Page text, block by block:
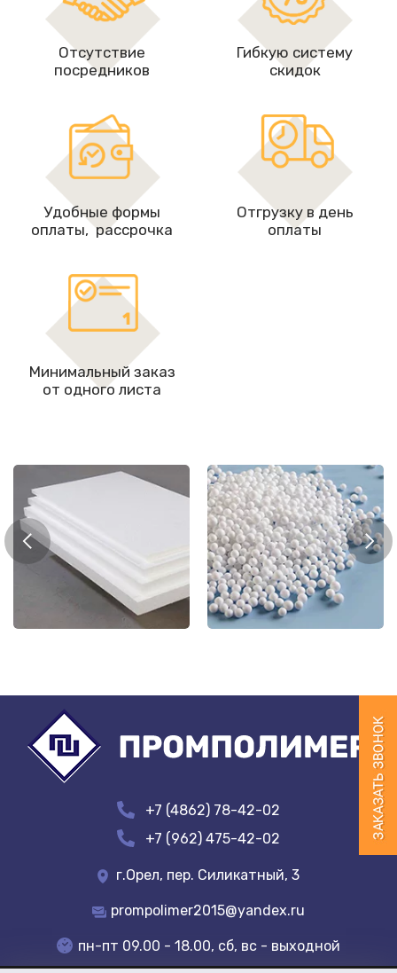
Отсутствие
посредников
Гибкую систему
скидок
Удобные формы
оплаты, рассрочкa
Отгрузку в день
оплаты
Минимальный заказ
от одного листа
+7 (4862) 78-42-02
+7 (962) 475-42-02
г.Орел, пер. Силикатный, 3
prompolimer2015@yandex.ru
пн-пт 09.00 - 18.00, сб, вс - выходной